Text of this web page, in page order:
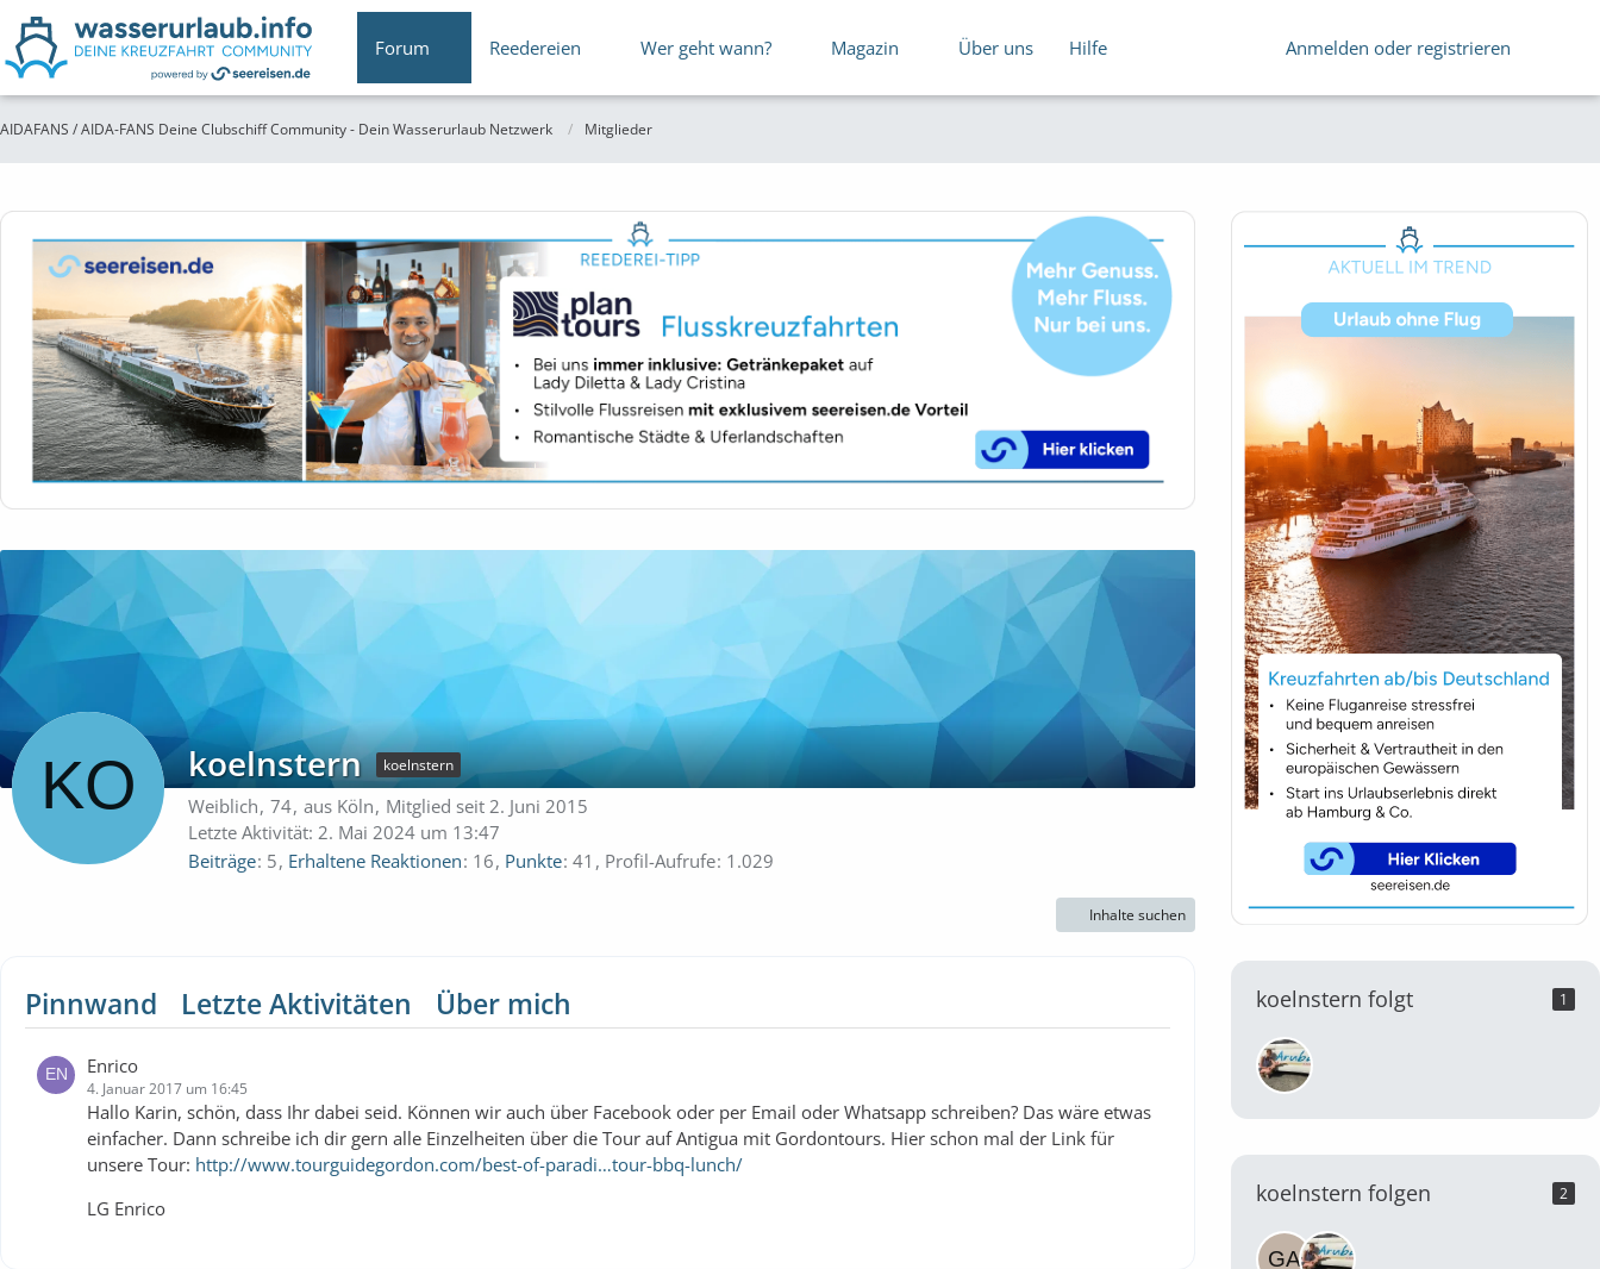
Forum Reedereien Wer geht wann? Magazin Über uns Hilfe Anmelden oder registrieren
AIDAFANS / AIDA-FANS Deine Clubschiff Community - Dein Wasserurlaub Netzwerk Mitglieder
koelnstern koelnstern
Weiblich 74 aus Köln Mitglied seit 2. Juni 2015
Letzte Aktivität: 2. Mai 2024 um 13:47
Beiträge 5 Erhaltene Reaktionen 16 Punkte 41 Profil-Aufrufe 1.029
Inhalte suchen
Pinnwand Letzte Aktivitäten Über mich
Enrico
4. Januar 2017 um 16:45
Hallo Karin, schön, dass Ihr dabei seid. Können wir auch über Facebook oder per Email oder Whatsapp schreiben? Das wäre etwas
einfacher. Dann schreibe ich dir gern alle Einzelheiten über die Tour auf Antigua mit Gordontours. Hier schon mal der Link für
unsere Tour: http://www.tourguidegordon.com/best-of-paradi…tour-bbq-lunch/
LG Enrico
koelnstern folgt 1
koelnstern folgen 2